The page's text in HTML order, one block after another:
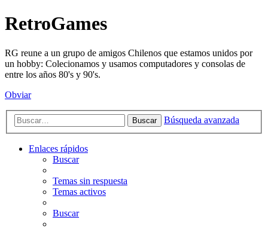
RetroGames
RG reune a un grupo de amigos Chilenos que estamos unidos por
un hobby: Colecionamos y usamos computadores y consolas de
entre los años 80's y 90's.
Obviar
Buscar Búsqueda avanzada
Enlaces rápidos
Buscar
Temas sin respuesta
Temas activos
Buscar